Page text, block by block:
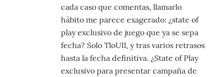
cada caso que comentas, llamarlo
hábito me parece exagerado: ¿state of
play exclusivo de juego que ya se sepa
fecha? Solo TloUII, y tras varios retrasos
hasta la fecha definitiva. ¿State of Play
exclusivo para presentar campaña de